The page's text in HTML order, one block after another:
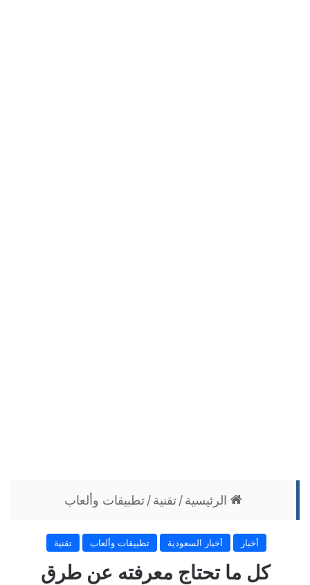
الرئيسية/تقنية/تطبيقات وألعاب
أخبار أخبار السعودية تطبيقات وألعاب تقنية
كل ما تحتاج معرفته عن طرق